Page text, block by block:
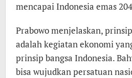
mencapai Indonesia emas
Prabowo menjelaskan,
adalah kegiatan ekonomi
prinsip bangsa Indonesia.
bisa wujudkan persatuan